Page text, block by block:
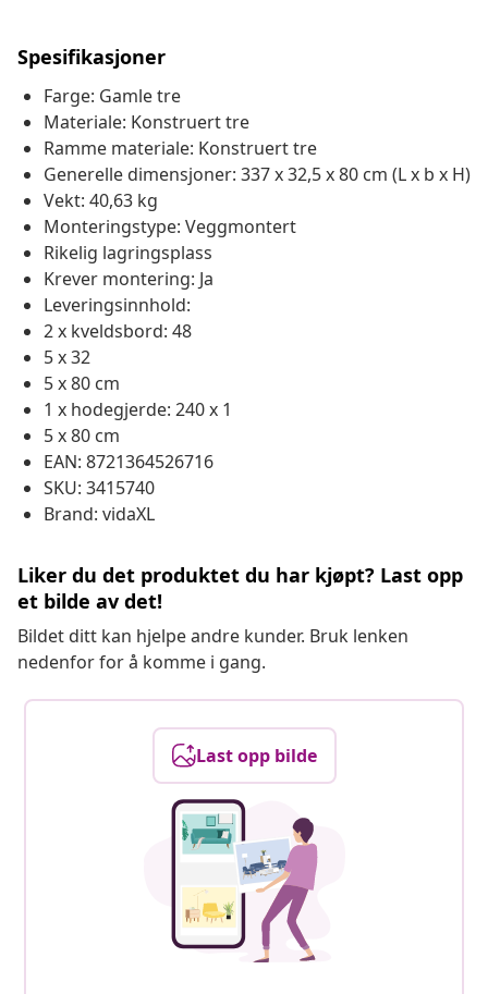
Spesifikasjoner
Farge: Gamle tre
Materiale: Konstruert tre
Ramme materiale: Konstruert tre
Generelle dimensjoner: 337 x 32,5 x 80 cm (L x b x H)
Vekt: 40,63 kg
Monteringstype: Veggmontert
Rikelig lagringsplass
Krever montering: Ja
Leveringsinnhold:
2 x kveldsbord: 48
5 x 32
5 x 80 cm
1 x hodegjerde: 240 x 1
5 x 80 cm
EAN: 8721364526716
SKU: 3415740
Brand: vidaXL
Liker du det produktet du har kjøpt? Last opp
et bilde av det!
Bildet ditt kan hjelpe andre kunder. Bruk lenken
nedenfor for å komme i gang.
Last opp bilde